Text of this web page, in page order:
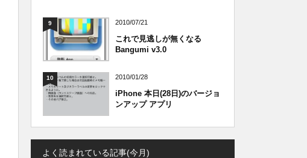
9 2010/07/21
これで見逃しが無くなる
Bangumi v3.0
10 2010/01/28
iPhone 本日(28日)のバージョ
ンアップ アプリ
よく読まれている記事(今月)